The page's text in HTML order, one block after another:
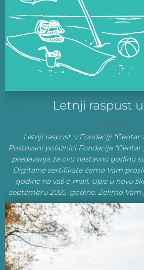
Letnji raspust
Letnji raspust u Fondaciji “Centar
Poštovani polaznici Fondacije “Centar
predavanja za ovu nastavnu godinu
Digitalne sertifikate ćemo Vam
godine na vaš e-mail. Upis u novu
septembru 2025. godine. Želimo